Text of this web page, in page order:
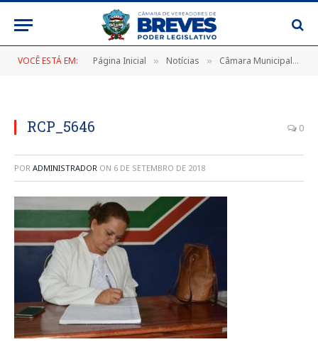
VOCÊ ESTÁ EM: Página Inicial » Notícias » Câmara Municipal com Nova Presidência
RCP_5646 0
POR ADMINISTRADOR ON 6 DE SETEMBRO DE 2018